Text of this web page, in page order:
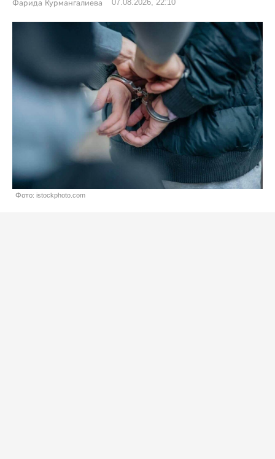
Фарида Курмангалиева 07.08.2026, 22:10
Фото: istockphoto.com